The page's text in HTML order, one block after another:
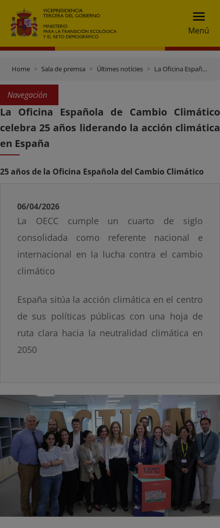
Menú
Home Sala de premsa Últimes notícies La Oficina Española de Cambio Climático celebra 25 años liderando la acción climática en España
Navegación
La Oficina Española de Cambio Climático
celebra 25 años liderando la acción climática
en España
25 años de la Oficina Española del Cambio Climático
06/04/2026
La OECC cumple un cuarto de siglo
consolidada como referente nacional e
internacional en la lucha contra el cambio
climático
España sitúa la acción climática en el centro
de sus políticas públicas con una hoja de
ruta clara hacia la neutralidad climática en
2050